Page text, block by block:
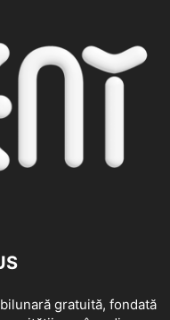
gratuită, fondată